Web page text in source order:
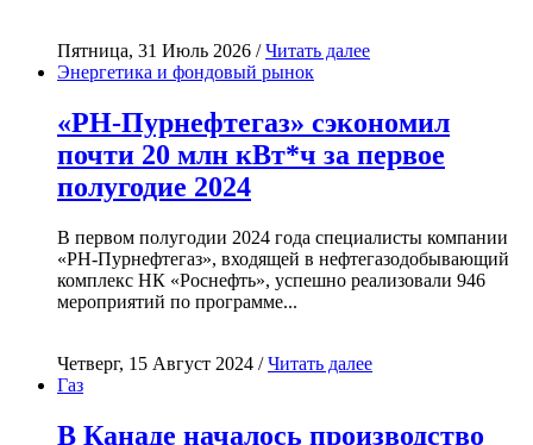
Пятница, 31 Июль 2026 /Читать далее
Энергетика и фондовый рынок
«РН-Пурнефтегаз» сэкономил
почти 20 млн кВт*ч за первое
полугодие 2024
В первом полугодии 2024 года специалисты компании
«РН-Пурнефтегаз», входящей в нефтегазодобывающий
комплекс НК «Роснефть», успешно реализовали 946
мероприятий по программе...
Четверг, 15 Август 2024 /Читать далее
Газ
В Канаде началось производство